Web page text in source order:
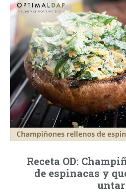
Receta OD:
de espinacas y
untar